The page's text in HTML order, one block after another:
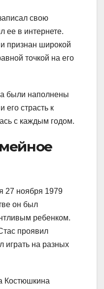
свою
ее в интернете.
признан широкой
точкой на его
были наполнены
его страсть к
с каждым годом.
27 ноября 1979
он был
ребенком.
проявил
играть на разных
Костюшкина